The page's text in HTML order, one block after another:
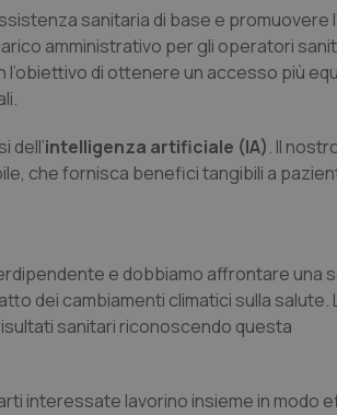
sanitaria di base e promuovere
amministrativo per gli operatori
di ottenere un accesso più
dell’intelligenza artificiale (IA). Il
che fornisca benefici tangibili a
e dobbiamo affrontare una
dei cambiamenti climatici sulla salute.
sanitari riconoscendo questa
interessate lavorino insieme in modo
Descrizione
mese
lo stato della sessione.
Scadenza
Descrizione
nei siti; può anche determinare se il
utilizzando la nuova o la vecchia
Youtube.
Sessione
Questo cookie è impostato da YouTube
delle visualizzazioni dei video incorporati.
Questo cookie è impostato da YouTube
4
Questo cookie è impostato